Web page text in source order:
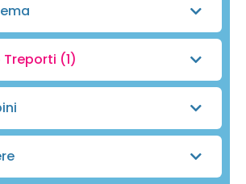
Treporti (1)